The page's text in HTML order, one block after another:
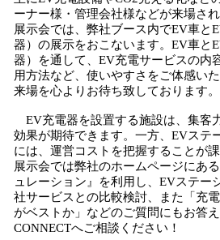
ーナー様・管理会社様などが来場さ
展示会では、弊社ブース内でEV車と
器）の展示をおこないます。EV車と
器）を通して、EV充電サービスの内
用方法など、使いやすさをご体感い
来場を心よりお待ち致しております。
EV充電器を設置する施設は、集客
効果が期待できます。一方、EVステ
には、運営コストを把握することが
展示会では弊社のホームページにあ
ュレーション』を利用し、EVステー
社サービスとの比較検討、また「充
がベストか」などのご質問にもお答
CONNECTへご相談ください！